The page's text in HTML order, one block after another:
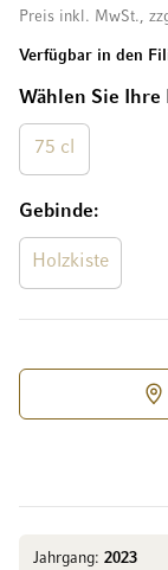
Jahrgang: 2023
Wählen Sie Ihre
75 cl
Gebinde
Holzkiste
Preis inkl. MwSt.,
Verfügbar in den